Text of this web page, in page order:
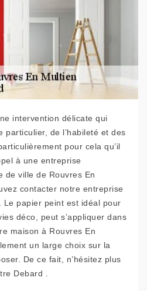
intervention délicate qui
particulier, de l’habileté et des
pour cela qu’il
à une entreprise
de ville de Rouvres En
contacter notre entreprise
Le papier peint est idéal pour
déco, peut s’appliquer dans
maison à Rouvres En
un large choix sur la
De ce fait, n’hésitez plus
Debard .